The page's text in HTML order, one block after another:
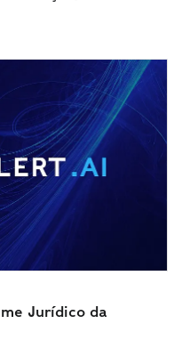
Jurídico da